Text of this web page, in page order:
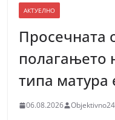
АКТУЕЛНО
Просечната
полагањето
типа матура
06.08.2026 Objektivno24